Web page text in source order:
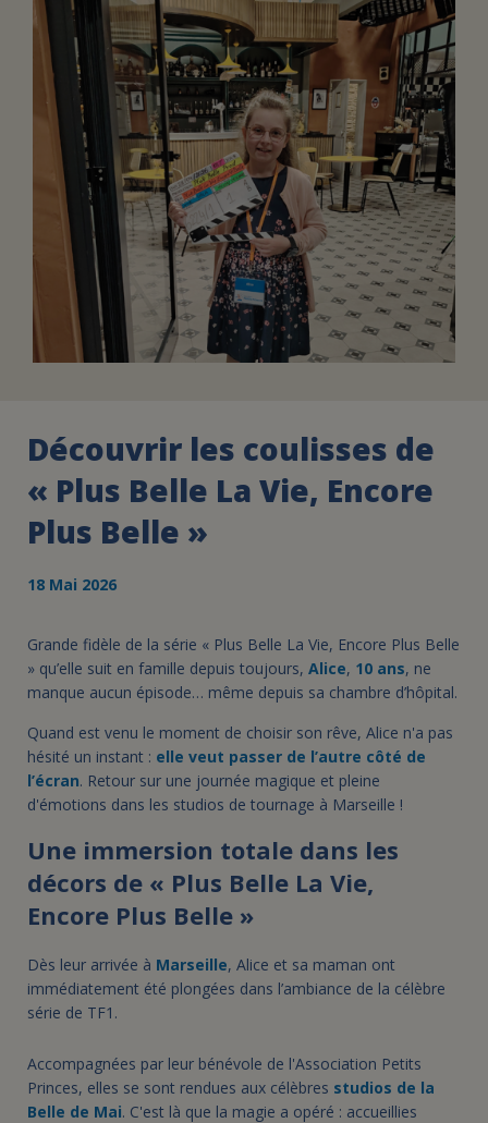
FAIRE UN DON
ASSURANCE VIE/LEGS
ESPACE PRESSE
JE DEVIENS
BÉNÉVOLE
DEVENIR
UN PETIT PRINCE
Découvrir les coulisses de
« Plus Belle La Vie, Encore
Plus Belle »
18 Mai 2026
Grande fidèle de la série « Plus Belle La Vie, Encore Plus Belle
» qu’elle suit en famille depuis toujours, Alice, 10 ans, ne
manque aucun épisode… même depuis sa chambre d’hôpital.
Quand est venu le moment de choisir son rêve, Alice n'a pas
hésité un instant : elle veut passer de l’autre côté de
l’écran. Retour sur une journée magique et pleine
d'émotions dans les studios de tournage à Marseille !
Une immersion totale dans les
décors de « Plus Belle La Vie,
Encore Plus Belle »
Dès leur arrivée à Marseille, Alice et sa maman ont
immédiatement été plongées dans l’ambiance de la célèbre
série de TF1.
Accompagnées par leur bénévole de l'Association Petits
Princes, elles se sont rendues aux célèbres studios de la
Belle de Mai. C'est là que la magie a opéré : accueillies